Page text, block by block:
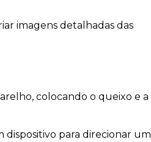
imagens detalhadas das
colocando o queixo e a
dispositivo para direcionar um